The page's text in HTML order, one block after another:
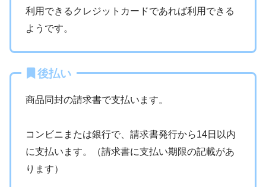
利用できるクレジットカードであれば利用できる
ようです。
後払い
商品同封の請求書で支払います。
コンビニまたは銀行で、請求書発行から14日以内
に支払います。（請求書に支払い期限の記載があ
ります）